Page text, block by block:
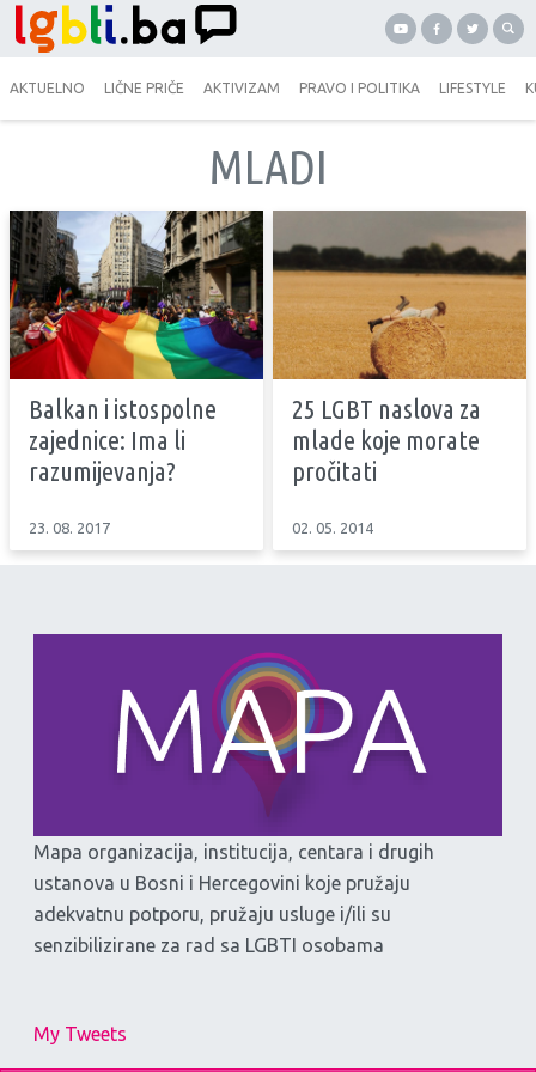
AKTUELNO LIČNE PRIČE AKTIVIZAM PRAVO I POLITIKA LIFESTYLE
MLADI
Balkan i istospolne
zajednice: Ima li
razumijevanja?
23. 08. 2017
25 LGBT naslova za
mlade koje morate
pročitati
02. 05. 2014
Mapa organizacija, institucija, centara i drugih
ustanova u Bosni i Hercegovini koje pružaju
adekvatnu potporu, pružaju usluge i/ili su
senzibilizirane za rad sa LGBTI osobama
My Tweets